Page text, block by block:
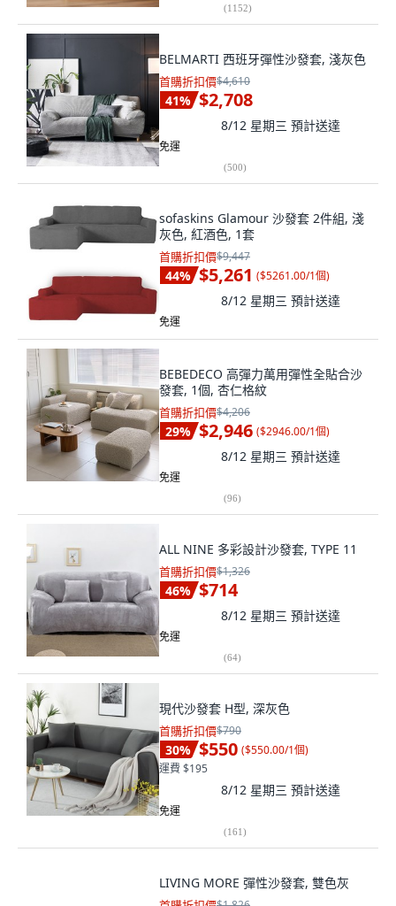
(1152)
BELMARTI 西班牙彈性沙發套, 淺灰色
首購折扣價$4,610
41% $2,708
8/12 星期三 預計送達
免運
(500)
sofaskins Glamour 沙發套 2件組, 淺
灰色, 紅酒色, 1套
首購折扣價$9,447
44% $5,261 ($5261.00/1個)
8/12 星期三 預計送達
免運
BEBEDECO 高彈力萬用彈性全貼合沙
發套, 1個, 杏仁格紋
首購折扣價$4,206
29% $2,946 ($2946.00/1個)
8/12 星期三 預計送達
免運
(96)
ALL NINE 多彩設計沙發套, TYPE 11
首購折扣價$1,326
46% $714
8/12 星期三 預計送達
免運
(64)
現代沙發套 H型, 深灰色
首購折扣價$790
30% $550 ($550.00/1個)
運費 $195
8/12 星期三 預計送達
免運
(161)
LIVING MORE 彈性沙發套, 雙色灰